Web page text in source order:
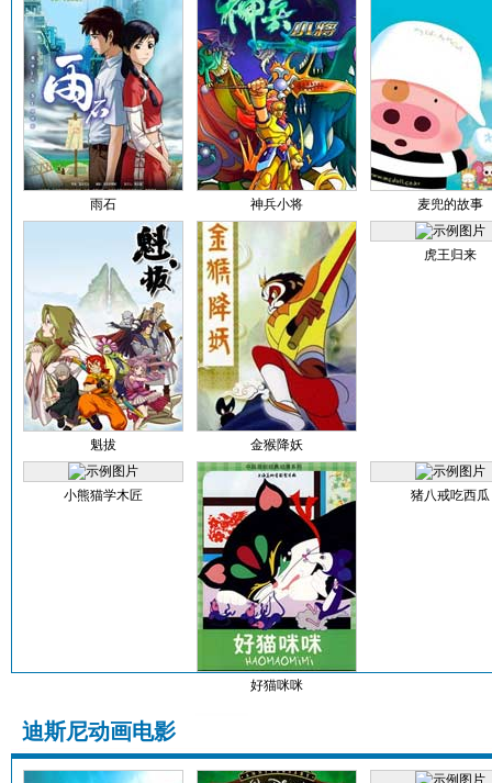
雨石 神兵小将 麦兜的故事
魁拔 金猴降妖
虎王归来
小熊猫学木匠
好猫咪咪
猪八戒吃西瓜
迪斯尼动画电影